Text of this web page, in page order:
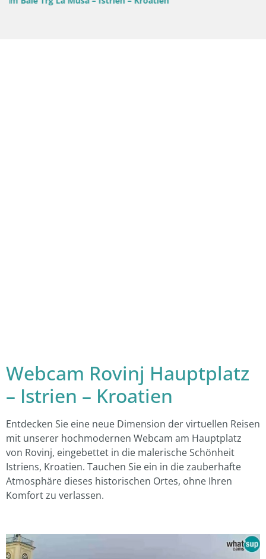
Webcam Rovinj Hauptplatz
– Istrien – Kroatien
Entdecken Sie eine neue Dimension der virtuellen Reisen
mit unserer hochmodernen Webcam am Hauptplatz
von Rovinj, eingebettet in die malerische Schönheit
Istriens, Kroatien. Tauchen Sie ein in die zauberhafte
Atmosphäre dieses historischen Ortes, ohne Ihren
Komfort zu verlassen.